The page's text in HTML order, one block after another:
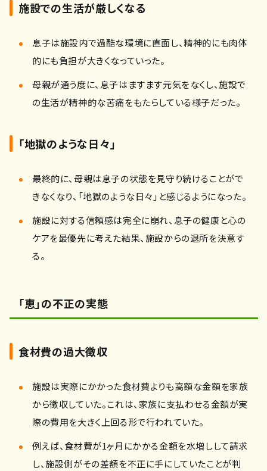
施設での生活が厳しくなる
息子は施設内で過酷な環境に直面し、精神的にも肉体
的にも負担が大きくなっていった。
母親が通う度に、息子はますます元気をなくし、施設で
の生活が精神的な苦痛をもたらしている様子だった。
「地獄のような日々」
最終的に、母親は息子の状態を見守り続けることがで
きなくなり、「地獄のような日々」と感じるようになった。
施設に対する信頼感は完全に崩れ、息子の健康と心の
ケアを最優先に考えた結果、施設からの退所を決意す
る。
「恵」の不正の実態
食材費の過大徴収
施設は実際にかかった食材費よりも高額な金額を家族
から徴収していた。これは、家族に支払わせる金額が実
際の費用を大きく上回る形で行われていた。
例えば、食材費が1ヶ月にかかる金額を水増しして請求
し、施設側がその差額を不正に手にしていたことが判